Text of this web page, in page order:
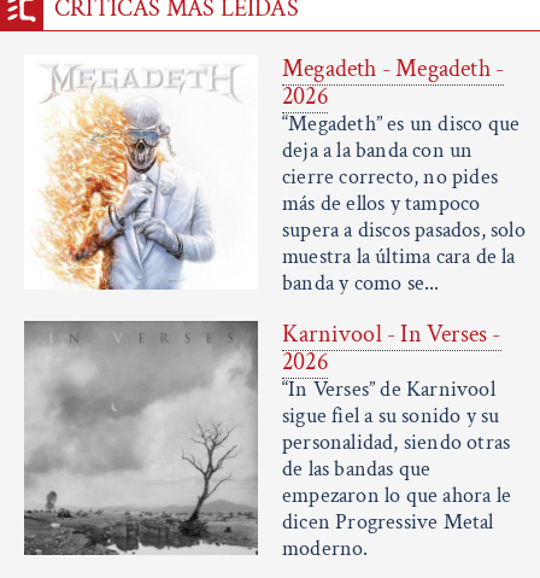
CRÍTICAS MÁS LEÍDAS
Megadeth - Megadeth -
2026
“Megadeth” es un disco que
deja a la banda con un
cierre correcto, no pides
más de ellos y tampoco
supera a discos pasados, solo
muestra la última cara de la
banda y como se...
Karnivool - In Verses -
2026
“In Verses” de Karnivool
sigue fiel a su sonido y su
personalidad, siendo otras
de las bandas que
empezaron lo que ahora le
dicen Progressive Metal
moderno.